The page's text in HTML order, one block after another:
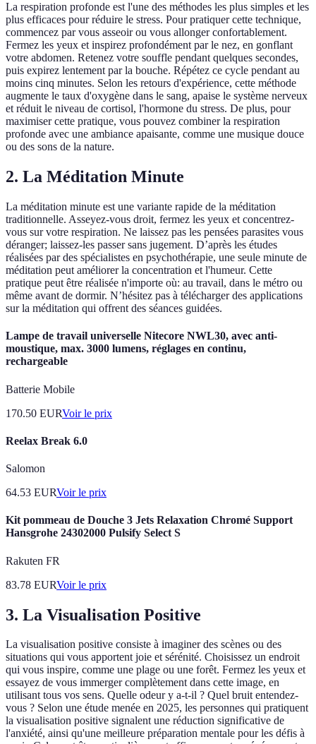
La respiration profonde est l'une des méthodes les plus simples et les
plus efficaces pour réduire le stress. Pour pratiquer cette technique,
commencez par vous asseoir ou vous allonger confortablement.
Fermez les yeux et inspirez profondément par le nez, en gonflant
votre abdomen. Retenez votre souffle pendant quelques secondes,
puis expirez lentement par la bouche. Répétez ce cycle pendant au
moins cinq minutes. Selon les retours d'expérience, cette méthode
augmente le taux d'oxygène dans le sang, apaise le système nerveux
et réduit le niveau de cortisol, l'hormone du stress. De plus, pour
maximiser cette pratique, vous pouvez combiner la respiration
profonde avec une ambiance apaisante, comme une musique douce
ou des sons de la nature.
2. La Méditation Minute
La méditation minute est une variante rapide de la méditation
traditionnelle. Asseyez-vous droit, fermez les yeux et concentrez-
vous sur votre respiration. Ne laissez pas les pensées parasites vous
déranger; laissez-les passer sans jugement. D’après les études
réalisées par des spécialistes en psychothérapie, une seule minute de
méditation peut améliorer la concentration et l'humeur. Cette
pratique peut être réalisée n'importe où: au travail, dans le métro ou
même avant de dormir. N’hésitez pas à télécharger des applications
sur la méditation qui offrent des séances guidées.
Lampe de travail universelle Nitecore NWL30, avec anti-
moustique, max. 3000 lumens, réglages en continu,
rechargeable
Batterie Mobile
170.50 EURVoir le prix
Reelax Break 6.0
Salomon
64.53 EURVoir le prix
Kit pommeau de Douche 3 Jets Relaxation Chromé Support
Hansgrohe 24302000 Pulsify Select S
Rakuten FR
83.78 EURVoir le prix
3. La Visualisation Positive
La visualisation positive consiste à imaginer des scènes ou des
situations qui vous apportent joie et sérénité. Choisissez un endroit
qui vous inspire, comme une plage ou une forêt. Fermez les yeux et
essayez de vous immerger complètement dans cette image, en
utilisant tous vos sens. Quelle odeur y a-t-il ? Quel bruit entendez-
vous ? Selon une étude menée en 2025, les personnes qui pratiquent
la visualisation positive signalent une réduction significative de
l'anxiété, ainsi qu'une meilleure préparation mentale pour les défis à